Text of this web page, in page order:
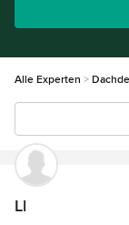
Alle Experten
Ll